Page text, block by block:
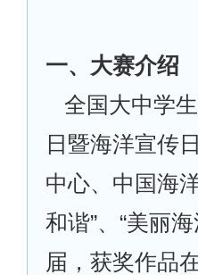
一、大赛介绍
全国大中学
日暨海洋宣传
中心、中国海
和谐”、“美丽
届，获奖作品